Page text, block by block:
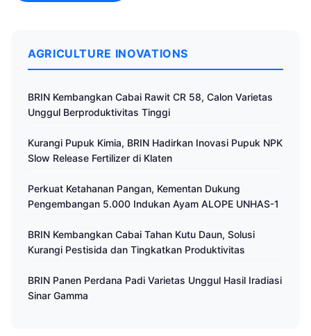
AGRICULTURE INOVATIONS
BRIN Kembangkan Cabai Rawit CR 58, Calon Varietas
Unggul Berproduktivitas Tinggi
Kurangi Pupuk Kimia, BRIN Hadirkan Inovasi Pupuk NPK
Slow Release Fertilizer di Klaten
Perkuat Ketahanan Pangan, Kementan Dukung
Pengembangan 5.000 Indukan Ayam ALOPE UNHAS-1
BRIN Kembangkan Cabai Tahan Kutu Daun, Solusi
Kurangi Pestisida dan Tingkatkan Produktivitas
BRIN Panen Perdana Padi Varietas Unggul Hasil Iradiasi
Sinar Gamma